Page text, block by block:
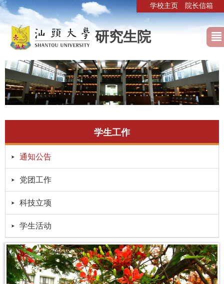
学校主页 院长信箱
研究生院
学生工作
通知公告
党团工作
科技立项
学生活动